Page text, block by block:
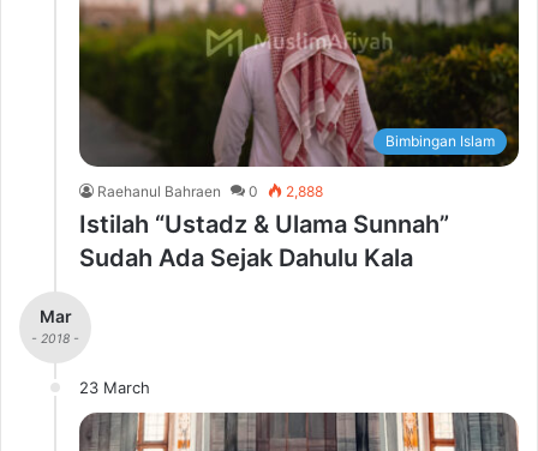
Bimbingan Islam
Raehanul Bahraen 0 2,888
Istilah “Ustadz & Ulama Sunnah”
Sudah Ada Sejak Dahulu Kala
Mar
- 2018 -
23 March